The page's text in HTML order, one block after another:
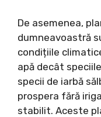
De asemenea,
dumneavoastră
condițiile
apă decât
specii de iarbă
prospera fără
stabilit. Aceste